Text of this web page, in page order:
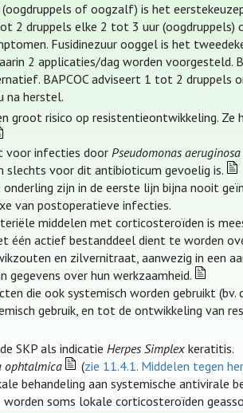
of oogzalf) is het
2 druppels elke 2 tot 3 uur
Fusidinezuur ooggel is het
2 applicaties/dag worden voorgesteld.
BAPCOC adviseert 1 tot 2 druppels
na herstel.
groot risico op resistentieontwikkeling. Ze
voor infecties doorPseudomonas aeruginosa
slechts voor dit antibioticum gevoelig is.
zijn in de eerste lijn bijna nooit
van postoperatieve infecties.
middelen met corticosteroïden is
één actief bestanddeel dient te worden
en zilvernitraat, aanwezig in een
gegevens over hun werkzaamheid.
die ook systemisch worden gebruikt
gebruik, en tot de ontwikkeling van
SKP als indicatieHerpes Simplex keratitis.
ophtalmica (zie 11.4.1. Middelen tegen
behandeling aan systemische antivirale
worden soms lokale corticosteroïden